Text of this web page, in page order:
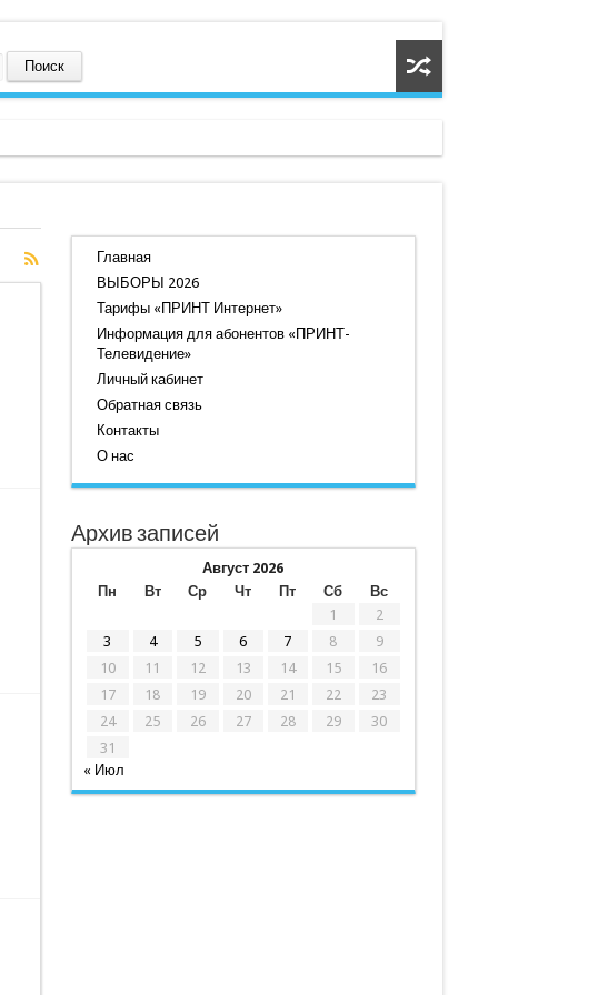
Главная
ВЫБОРЫ 2026
Тарифы «ПРИНТ Интернет»
Информация для абонентов «ПРИНТ-
Телевидение»
Личный кабинет
Обратная связь
Контакты
О нас
Архив записей
Август 2026
Пн
Вт Ср Чт Пт Сб
Вс
1
2
3
4 5 6 7 8
9
10
11 12 13 14 15
16
17
18 19 20 21 22
23
24
25 26 27 28 29
30
31
« Июл